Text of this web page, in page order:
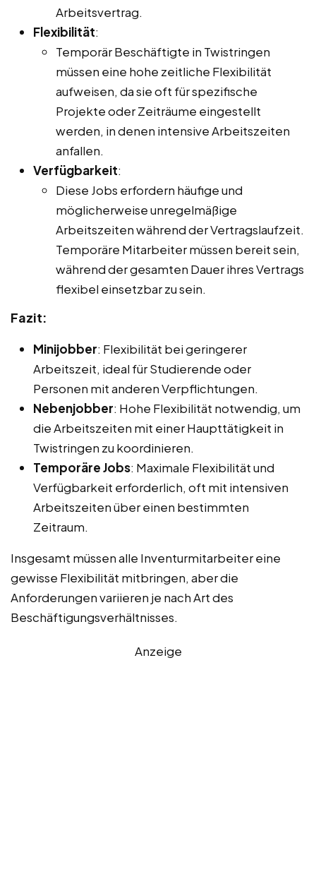
Arbeitsvertrag.
Flexibilität:
Temporär Beschäftigte in Twistringen
müssen eine hohe zeitliche Flexibilität
aufweisen, da sie oft für spezifische
Projekte oder Zeiträume eingestellt
werden, in denen intensive Arbeitszeiten
anfallen.
Verfügbarkeit:
Diese Jobs erfordern häufige und
möglicherweise unregelmäßige
Arbeitszeiten während der Vertragslaufzeit.
Temporäre Mitarbeiter müssen bereit sein,
während der gesamten Dauer ihres Vertrags
flexibel einsetzbar zu sein.
Fazit:
Minijobber: Flexibilität bei geringerer
Arbeitszeit, ideal für Studierende oder
Personen mit anderen Verpflichtungen.
Nebenjobber: Hohe Flexibilität notwendig, um
die Arbeitszeiten mit einer Haupttätigkeit in
Twistringen zu koordinieren.
Temporäre Jobs: Maximale Flexibilität und
Verfügbarkeit erforderlich, oft mit intensiven
Arbeitszeiten über einen bestimmten
Zeitraum.
Insgesamt müssen alle Inventurmitarbeiter eine
gewisse Flexibilität mitbringen, aber die
Anforderungen variieren je nach Art des
Beschäftigungsverhältnisses.
Anzeige